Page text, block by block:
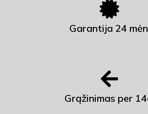
Garantija 24
Grąžinimas per